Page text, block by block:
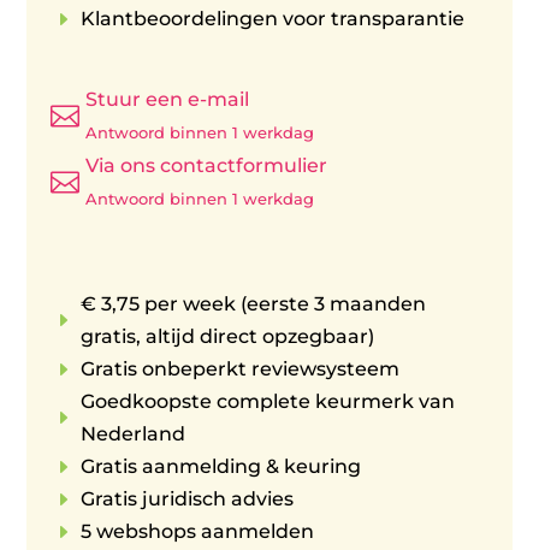
E Klantbeoordelingen voor transparantie

Stuur een e-mail
Antwoord binnen 1 werkdag

Via ons contactformulier
Antwoord binnen 1 werkdag
E
€ 3,75 per week (eerste 3 maanden
gratis, altijd direct opzegbaar)
E Gratis onbeperkt reviewsysteem
E
Goedkoopste complete keurmerk van
Nederland
E Gratis aanmelding & keuring
E Gratis juridisch advies
E 5 webshops aanmelden